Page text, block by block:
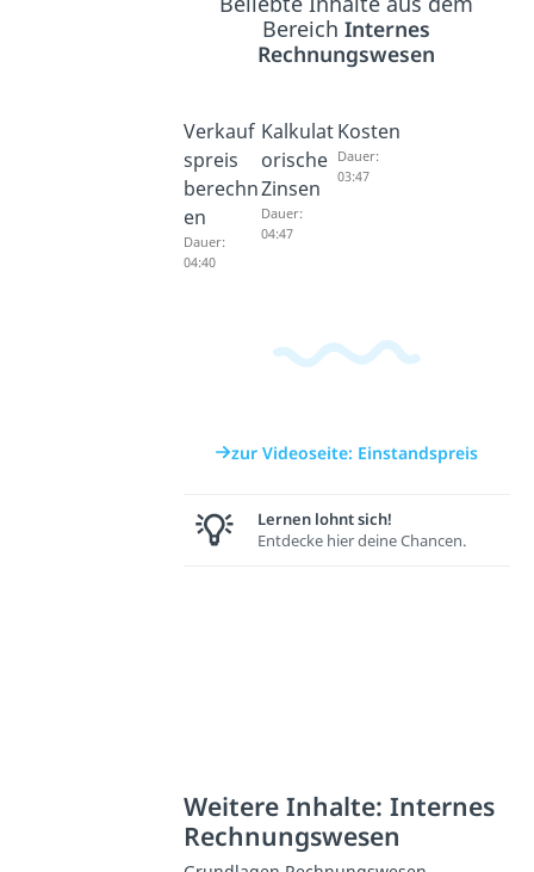
BereichInternes
Rechnungswesen
Verkauf
spreis
berechn
en
Dauer:
04:40
Kalkulat
orische
Zinsen
Dauer:
04:47
Kosten
Dauer:
03:47
zur Videoseite: Einstandspreis
Lernen lohnt sich!
Entdecke hier deine Chancen.
Weitere Inhalte: Internes
Rechnungswesen